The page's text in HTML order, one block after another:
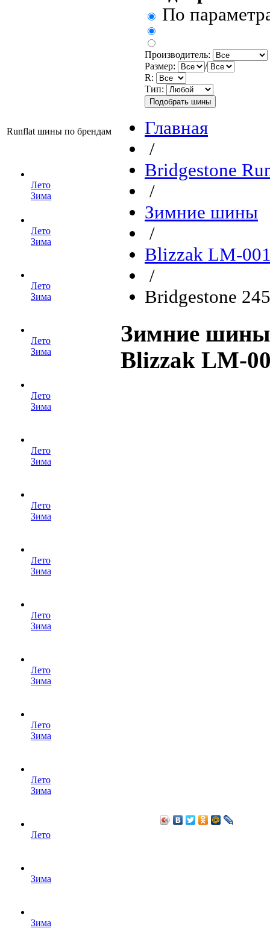
Runflat шины по брендам
Лето
Зима
Лето
Зима
Лето
Зима
Лето
Зима
Лето
Зима
Лето
Зима
Лето
Зима
Лето
Зима
Лето
Зима
Лето
Зима
Лето
Зима
Лето
Зима
Лето
Зима
Зима
По
Производитель:
Размер:
/
R:
Тип:
Главная
/
Bridgestone
/
Зимние шины
/
Blizzak LM-
/
Bridgestone
Зимние шины
Blizzak LM-